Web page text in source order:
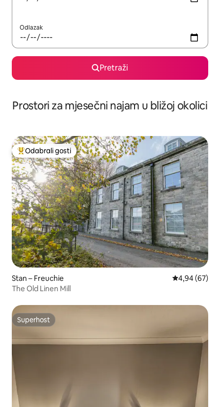
Odlazak
Pretraži
Prostori za mjesečni najam u bližoj okolici
Među najviše rangiranima s oznakom „Odabrali gosti”
Odabrali gosti
Stan – Freuchie Prosječna
4,94 (67)
The Old Linen Mill
Superhost
Superhost